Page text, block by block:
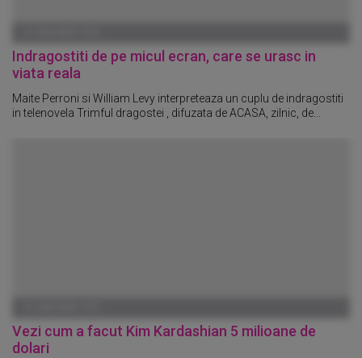
Indragostiti de pe micul ecran, care se urasc in
viata reala
Maite Perroni si William Levy interpreteaza un cuplu de indragostiti
in telenovela Trimful dragostei , difuzata de ACASA, zilnic, de...
Vezi cum a facut Kim Kardashian 5 milioane de
dolari